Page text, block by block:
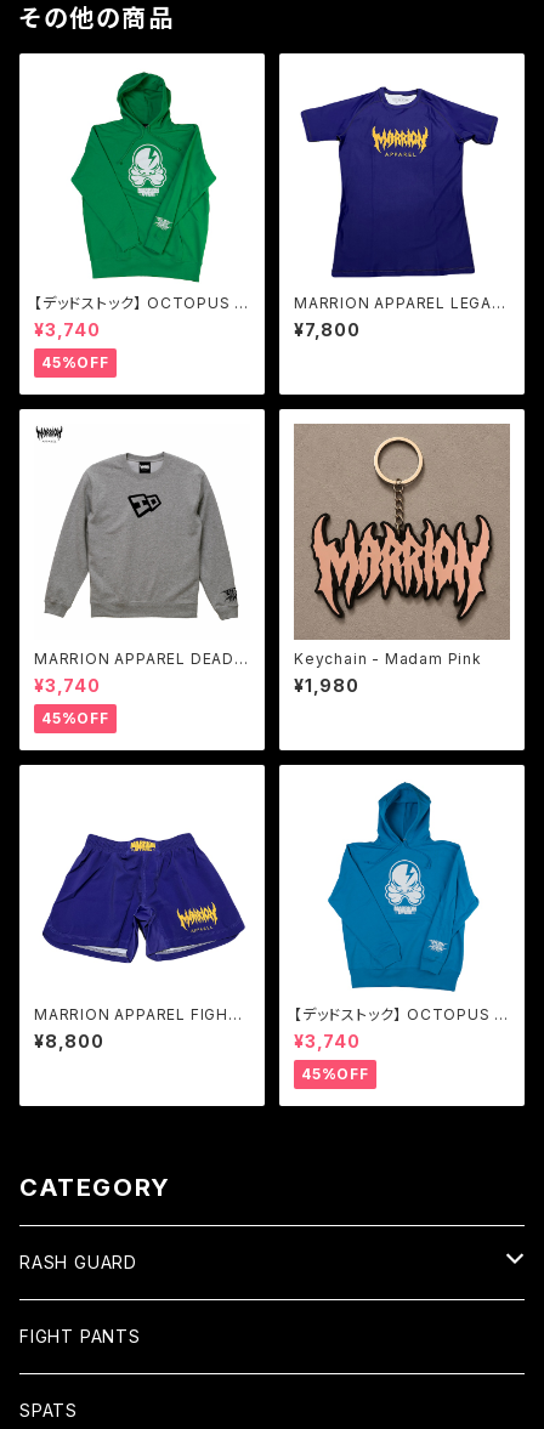
その他の商品
【デッドストック】 OCTOPUS S
KULL HOODIE (Bright gree
n×White)
¥3,740
45%OFF
MARRION APPAREL LEGAC
Y LOGO RASH GUARD (Pur
ple×Yellow)
¥7,800
MARRION APPAREL DEADS
TOCK ERO LOGO SWEAT
(Gray)
¥3,740
45%OFF
Keychain - Madam Pink
¥1,980
MARRION APPAREL FIGHT
PANTS (Purple× Yellow)
¥8,800
【デッドストック】 OCTOPUS S
KULL HOODIE (Turquoise
blue×White)
¥3,740
45%OFF
CATEGORY
RASH GUARD
Long
Short
FIGHT PANTS
SPATS